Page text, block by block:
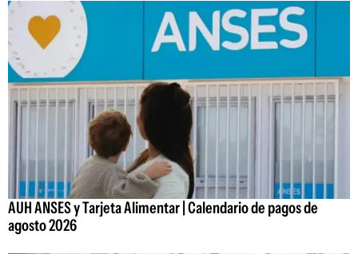
AUH ANSES y Tarjeta Alimentar | Calendario de pagos de
agosto 2026